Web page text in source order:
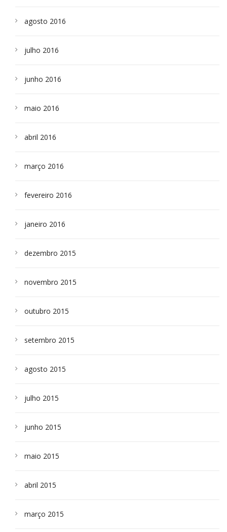
agosto 2016
julho 2016
junho 2016
maio 2016
abril 2016
março 2016
fevereiro 2016
janeiro 2016
dezembro 2015
novembro 2015
outubro 2015
setembro 2015
agosto 2015
julho 2015
junho 2015
maio 2015
abril 2015
março 2015